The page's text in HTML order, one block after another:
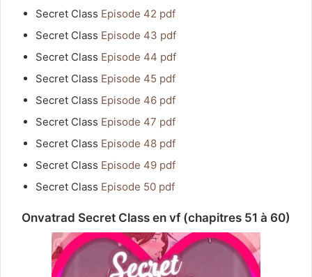
Secret Class Episode 42 pdf
Secret Class Episode 43 pdf
Secret Class Episode 44 pdf
Secret Class Episode 45 pdf
Secret Class Episode 46 pdf
Secret Class Episode 47 pdf
Secret Class Episode 48 pdf
Secret Class Episode 49 pdf
Secret Class Episode 50 pdf
Onvatrad Secret Class en vf (chapitres 51 à 60)